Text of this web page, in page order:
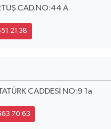
CAD.NO:44 A
21 38
CADDESİ NO:9 1a
70 63